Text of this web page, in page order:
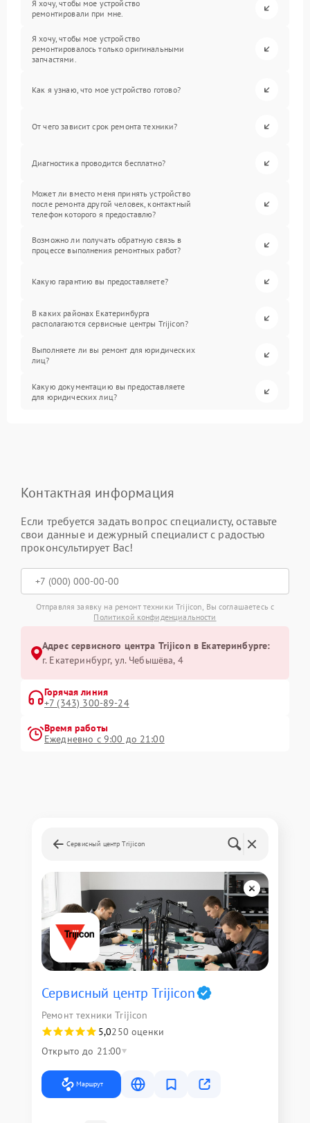
Я хочу, чтобы мое устройство
ремонтировали при мне.
Я хочу, чтобы мое устройство
ремонтировалось только оригинальными
запчастями.
Как я узнаю, что мое устройство готово?
От чего зависит срок ремонта техники?
Диагностика проводится бесплатно?
Может ли вместо меня принять устройство
после ремонта другой человек, контактный
телефон которого я предоставлю?
Возможно ли получать обратную связь в
процессе выполнения ремонтных работ?
Какую гарантию вы предоставляете?
В каких районах Екатеринбурга
располагаются сервисные центры Trijicon?
Выполняете ли вы ремонт для юридических
лиц?
Какую документацию вы предоставляете
для юридических лиц?
Контактная информация
Если требуется задать вопрос специалисту, оставьте
свои данные и дежурный специалист с радостью
проконсультирует Вас!
Отправляя заявку на ремонт техники Trijicon, Вы соглашаетесь с
Политикой конфиденциальности
Адрес сервисного центра Trijicon в Екатеринбурге:
г. Екатеринбург, ул. Чебышёва, 4
Горячая линия
+7 (343) 300-89-24
Время работы
Ежедневно с 9:00 до 21:00
Сервисный центр Trijicon
Сервисный центр Trijicon
Ремонт техники Trijicon
5,0250 оценки
Открыто до 21:00
Маршрут